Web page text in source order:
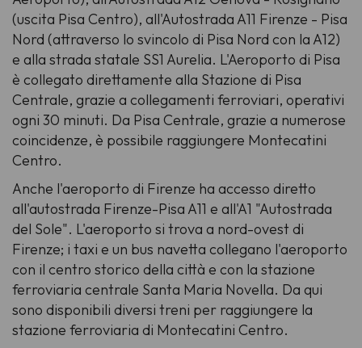
(uscita Pisa Centro), all'Autostrada A11 Firenze - Pisa
Nord (attraverso lo svincolo di Pisa Nord con la A12)
e alla strada statale SS1 Aurelia. L'Aeroporto di Pisa
è collegato direttamente alla Stazione di Pisa
Centrale, grazie a collegamenti ferroviari, operativi
ogni 30 minuti. Da Pisa Centrale, grazie a numerose
coincidenze, è possibile raggiungere Montecatini
Centro.
Anche l'aeroporto di Firenze ha accesso diretto
all'autostrada Firenze-Pisa A11 e all'A1 "Autostrada
del Sole". L'aeroporto si trova a nord-ovest di
Firenze; i taxi e un bus navetta collegano l'aeroporto
con il centro storico della città e con la stazione
ferroviaria centrale Santa Maria Novella. Da qui
sono disponibili diversi treni per raggiungere la
stazione ferroviaria di Montecatini Centro.